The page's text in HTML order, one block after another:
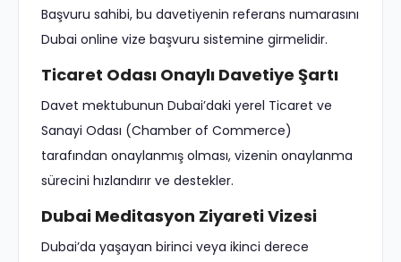
Başvuru sahibi, bu davetiyenin referans numarasını
Dubai online vize başvuru sistemine girmelidir.
Ticaret Odası Onaylı Davetiye Şartı
Davet mektubunun Dubai’daki yerel Ticaret ve
Sanayi Odası (Chamber of Commerce)
tarafından onaylanmış olması, vizenin onaylanma
sürecini hızlandırır ve destekler.
Dubai Meditasyon Ziyareti Vizesi
Dubai’da yaşayan birinci veya ikinci derece